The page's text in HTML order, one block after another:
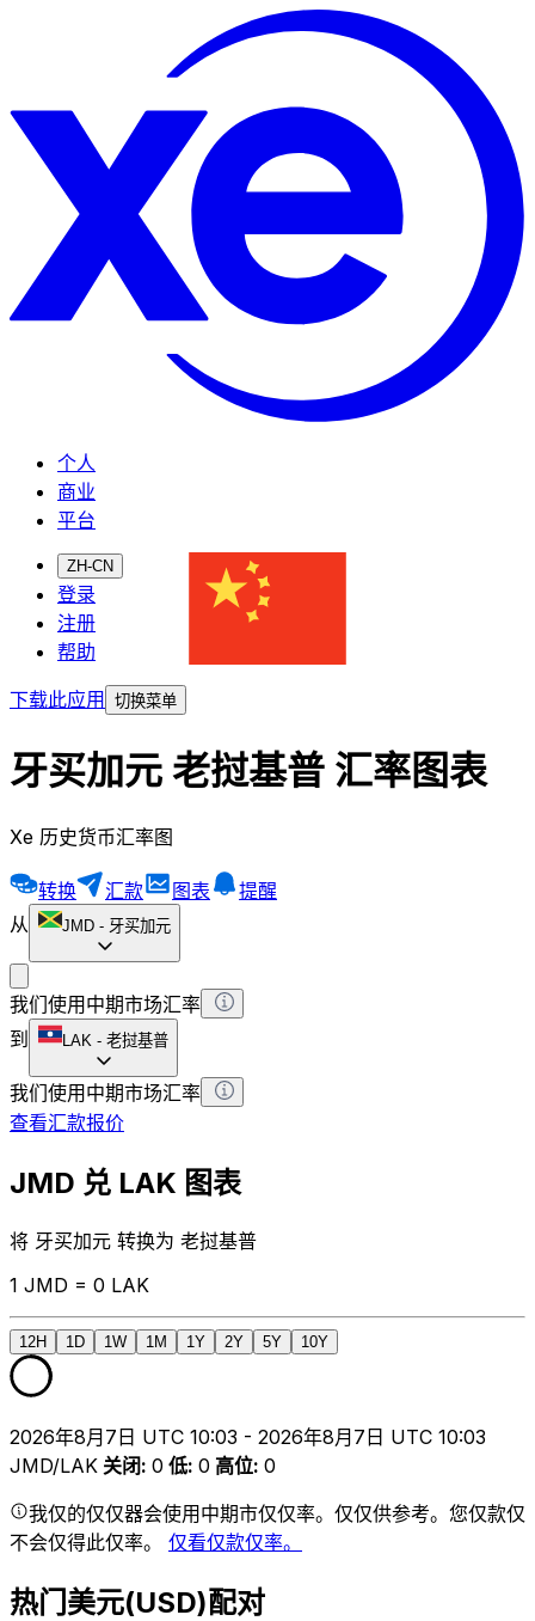
个人
商业
平台
ZH-CN
登录
注册
帮助
下载此应用
切换菜单
牙买加元 老挝基普 汇率图表
Xe 历史货币汇率图
转换 汇款 图表
提醒
从
JMD - 牙买加元
我们使用中期市场汇率
到
LAK - 老挝基普
我们使用中期市场汇率
查看汇款报价
JMD 兑 LAK 图表
将 牙买加元 转换为 老挝基普
1 JMD = 0 LAK
12H 1D 1W 1M 1Y 2Y 5Y 10Y
2026年8月7日 UTC 10:03 - 2026年8月7日 UTC 10:03
JMD/LAK 关闭: 0 低: 0 高位: 0
我仅的仅仅器会使用中期市仅仅率。仅仅供参考。您仅款仅
不会仅得此仅率。 仅看仅款仅率。
热门美元(USD)配对